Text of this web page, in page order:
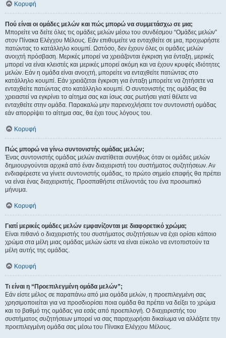
Κορυφή
Πού είναι οι ομάδες μελών και πώς μπορώ να συμμετάσχω σε μια;
Μπορείτε να δείτε όλες τις ομάδες μελών μέσω του συνδέσμου “Ομάδες μελών”
στον Πίνακα Ελέγχου Μέλους. Εάν επιθυμείτε να ενταχθείτε σε μια, προχωρήστε
πατώντας το κατάλληλο κουμπί. Ωστόσο, δεν έχουν όλες οι ομάδες μελών
ανοιχτή πρόσβαση. Μερικές μπορεί να χρειάζονται έγκριση για ένταξη, μερικές
μπορεί να είναι κλειστές και μερικές μπορεί ακόμη και να έχουν κρυφές ιδιότητες
μελών. Εάν η ομάδα είναι ανοιχτή, μπορείτε να ενταχθείτε πατώντας στο
κατάλληλο κουμπί. Εάν χρειάζεται έγκριση για ένταξη μπορείτε να ζητήσετε να
ενταχθείτε πατώντας στο κατάλληλο κουμπί. Ο συντονιστής της ομάδας θα
χρειαστεί να εγκρίνει το αίτημα σας και ίσως σας ρωτήσει γιατί θέλετε να
ενταχθείτε στην ομάδα. Παρακαλώ μην παρενοχλήσετε τον συντονιστή ομάδας
εάν απορρίψει το αίτημα σας, θα έχει τους λόγους του.
Κορυφή
Πώς μπορώ να γίνω συντονιστής ομάδας μελών;
Ένας συντονιστής ομάδας μελών ανατίθεται συνήθως όταν οι ομάδες μελών
δημιουργούνται αρχικά από έναν διαχειριστή του συστήματος συζητήσεων. Αν
ενδιαφέρεστε να γίνετε συντονιστής ομάδας, το πρώτο σημείο επαφής θα πρέπει
να είναι ένας διαχειριστής. Προσπαθήστε στέλνοντάς του ένα προσωπικό
μήνυμα.
Κορυφή
Γιατί μερικές ομάδες μελών εμφανίζονται με διαφορετικό χρώμα;
Είναι πιθανό ο διαχειριστής του συστήματος συζητήσεων να έχει ορίσει κάποιο
χρώμα στα μέλη μιας ομάδας μελών ώστε να είναι εύκολο να εντοπιστούν τα
μέλη αυτής της ομάδας.
Κορυφή
Τι είναι η “Προεπιλεγμένη ομάδα μελών”;
Εάν είστε μέλος σε παραπάνω από μια ομάδα μελών, η προεπιλεγμένη σας
χρησιμοποιείται για να προσδιορίσει ποια ομάδα θα πρέπει να δείξει το χρώμα
και το βαθμό της ομάδας για εσάς από προεπιλογή. Ο διαχειριστής του
συστήματος συζητήσεων μπορεί να σας παραχωρήσει δικαίωμα να αλλάξετε την
προεπιλεγμένη ομάδα σας μέσω του Πίνακα Ελέγχου Μέλους.